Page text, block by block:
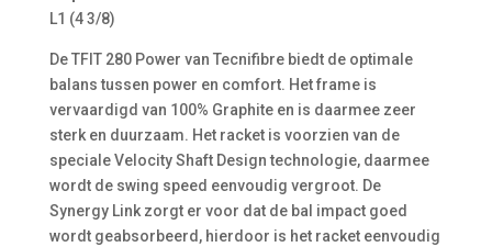
L1 (4 3/8)
De TFIT 280 Power van Tecnifibre biedt de optimale
balans tussen power en comfort. Het frame is
vervaardigd van 100% Graphite en is daarmee zeer
sterk en duurzaam. Het racket is voorzien van de
speciale Velocity Shaft Design technologie, daarmee
wordt de swing speed eenvoudig vergroot. De
Synergy Link zorgt er voor dat de bal impact goed
wordt geabsorbeerd, hierdoor is het racket eenvoudig